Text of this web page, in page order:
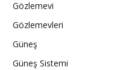
Gözlemevi
Gözlemevleri
Güneş
Güneş Sistemi